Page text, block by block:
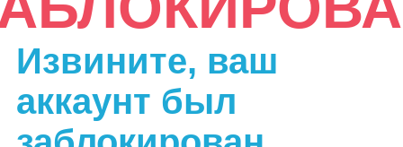
Извините, ваш
аккаунт был